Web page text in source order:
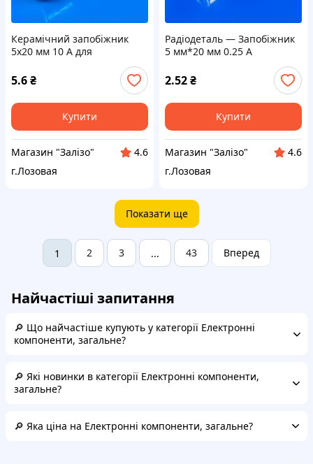
Керамічний запобіжник
5x20 мм 10 А для
5.6₴
Купити
Магазин "Залізо"
4.6
г.Лозовая
Радіодеталь — Запобіжник
5 мм*20 мм 0.25 А
2.52₴
Купити
Магазин "Залізо"
4.6
г.Лозовая
Показати ще
1 2 3 ... 43 Вперед
Найчастіші запитання
🔎 Що найчастіше купують у категорії Електронні
компоненти, загальне?
🔎 Які новинки в категорії Електронні компоненти,
загальне?
🔎 Яка ціна на Електронні компоненти, загальне?